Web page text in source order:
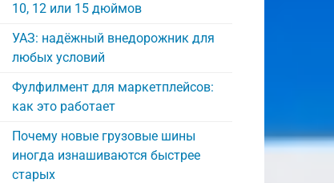
10, 12 или 15 дюймов
УАЗ: надёжный внедорожник для
любых условий
Фулфилмент для маркетплейсов:
как это работает
Почему новые грузовые шины
иногда изнашиваются быстрее
старых